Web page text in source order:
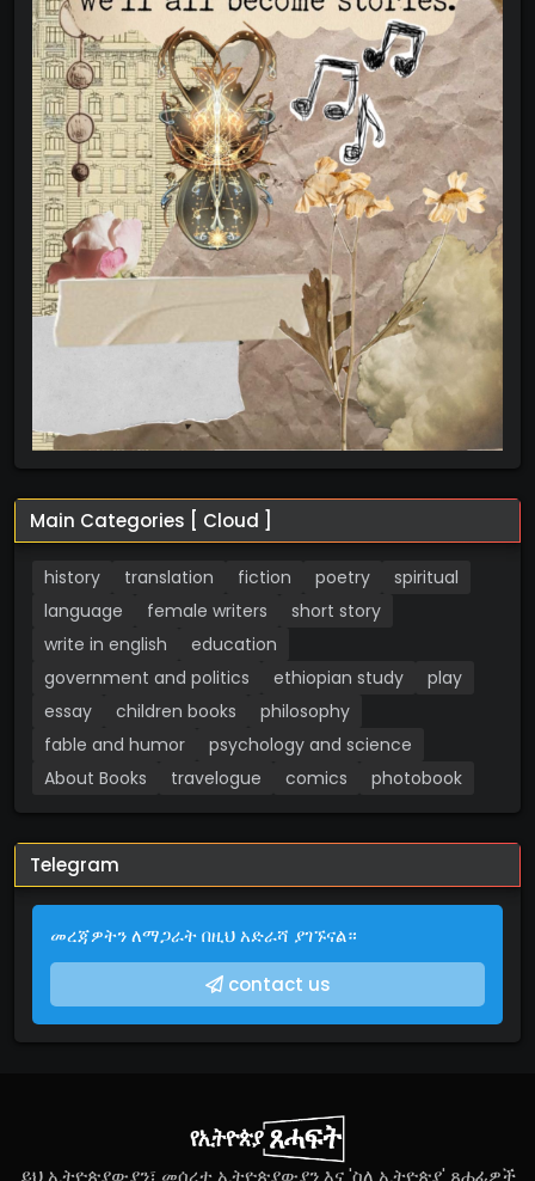
Main Categories [ Cloud ]
history translation fiction poetry
spiritual
language
female writers
short story
write in english
education
government and politics
ethiopian study
play
essay
children books
philosophy
fable and humor
psychology and science
About Books
travelogue comics photobook
Telegram
መረጃዎትን ለማጋራት በዚህ አድራሻ ያገኙናል።
contact us